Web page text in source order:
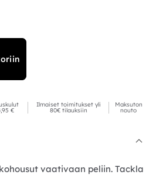
€
Ilmaiset toimitukset yli
80€ tilauksiin
Maksuton
nouto
vaativaan peliin. Tackla